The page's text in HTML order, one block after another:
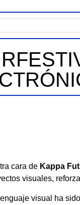
cara de Kappa
visuales,
visual ha